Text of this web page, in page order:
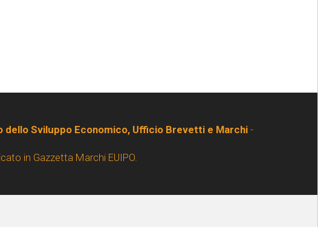
dello Sviluppo Economico, Ufficio Brevetti e Marchi-
in Gazzetta Marchi EUIPO.